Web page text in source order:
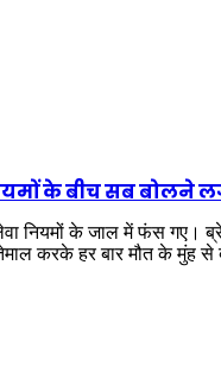
के बीच सब बोलने
नियमों के जाल में फंस
करके हर बार मौत के मुंह से